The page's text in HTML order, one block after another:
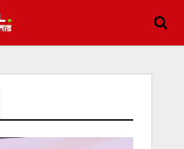
Jódar arrasa con Musetti